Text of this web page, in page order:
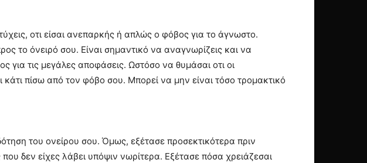
οτι είσαι ανεπαρκής ή απλώς ο φόβος για το άγνωστο.
το όνειρό σου. Είναι σημαντικό να αναγνωρίζεις και να
για τις μεγάλες αποφάσεις. Ωστόσο να θυμάσαι οτι οι
κάτι πίσω από τον φόβο σου. Μπορεί να μην είναι τόσο τρομακτικό
του ονείρου σου. Όμως, εξέτασε προσεκτικότερα πριν
δεν είχες λάβει υπόψιν νωρίτερα. Εξέτασε πόσα χρειάζεσαι